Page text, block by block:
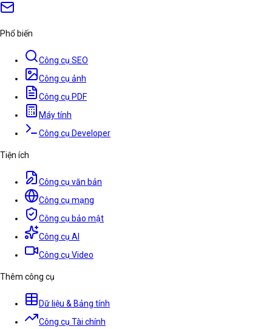
Phổ biến
Công cụ SEO
Công cụ ảnh
Công cụ PDF
Máy tính
Công cụ Developer
Tiện ích
Công cụ văn bản
Công cụ mạng
Công cụ bảo mật
Công cụ AI
Công cụ Video
Thêm công cụ
Dữ liệu & Bảng tính
Công cụ Tài chính